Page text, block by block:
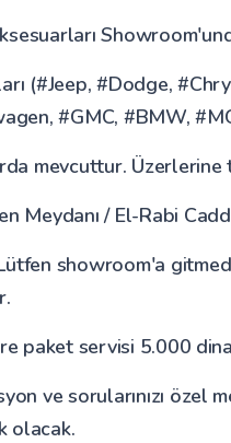
(#Jeep, #Dodge,
#GMC, #BMW,
mevcuttur. Üzerlerine
Meydanı / El-Rabi
showroom'a
paket servisi 5.000
ve sorularınızı
olacak.